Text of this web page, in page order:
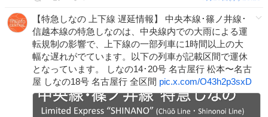
【特急しなの 上下線 遅延情報】 中央本線･篠ノ井線･
信越本線の特急しなのは、中央線内での大雨による運
転規制の影響で、上下線の一部列車に1時間以上の大
幅な遅れがでています。以下の列車が記載区間で運休
となっています。 しなの14･20号 名古屋行 松本〜名古
屋 しなの18号 名古屋行 全区間 pic.x.com/O43h2p3sxD